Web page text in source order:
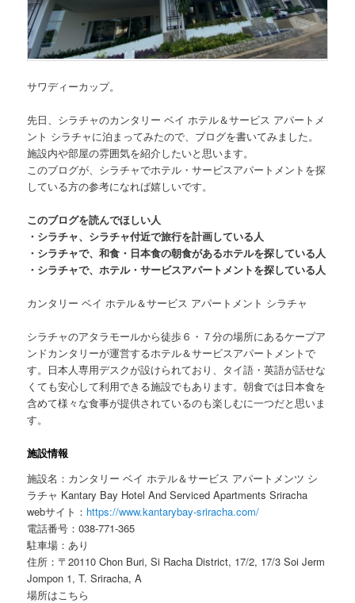
サワディーカップ。
先日、 シラチャのカンタリー ベイ ホテル＆サービス アパー トメ
ント シラチャに泊まってみたので、ブログを書いてみました。
施設内や部屋の雰囲気を紹介したいと思います。
このブログが、シラチャでホテル・サービスアパートメントを探
している方の参考になれば嬉しいです。
このブログを読んでほしい人
・シラチャ、シラチャ付近で旅行を計画している人
・シラチャで、和食・日本食の朝食があるホテルを探している人
・シラチャで、ホテル・サービスアパートメントを探している人
カンタリー ベイ ホテル＆サービス アパートメント シラチャ
シラチャのアタラモールから徒歩６・７分の場所にあるケープア
ンドカンタリーが運営するホテル＆サービスアパートメントで
す。日本人専用デスクが設けられており、タイ語・英語が話せな
くても安心して利用できる施設でもあります。朝食では日本食を
含めて様々な食事が提供されているのも楽しむに一つだと思いま
す。
施設情報
施設名：カンタリー ベイ ホテル＆サービス アパートメンツ シ
ラチャ Kantary Bay Hotel And Serviced Apartments Sriracha
webサイト： https://www.kantarybay-sriracha.com/
電話番号：038-771-365
駐車場：あり
住所：〒20110 Chon Buri, Si Racha District, 17/2, 17/3 Soi Jerm
Jompon 1, T. Sriracha, A
場所はこちら